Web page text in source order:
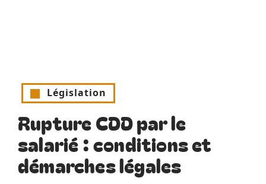
Législation
Rupture CDD par le
salarié : conditions et
démarches légales